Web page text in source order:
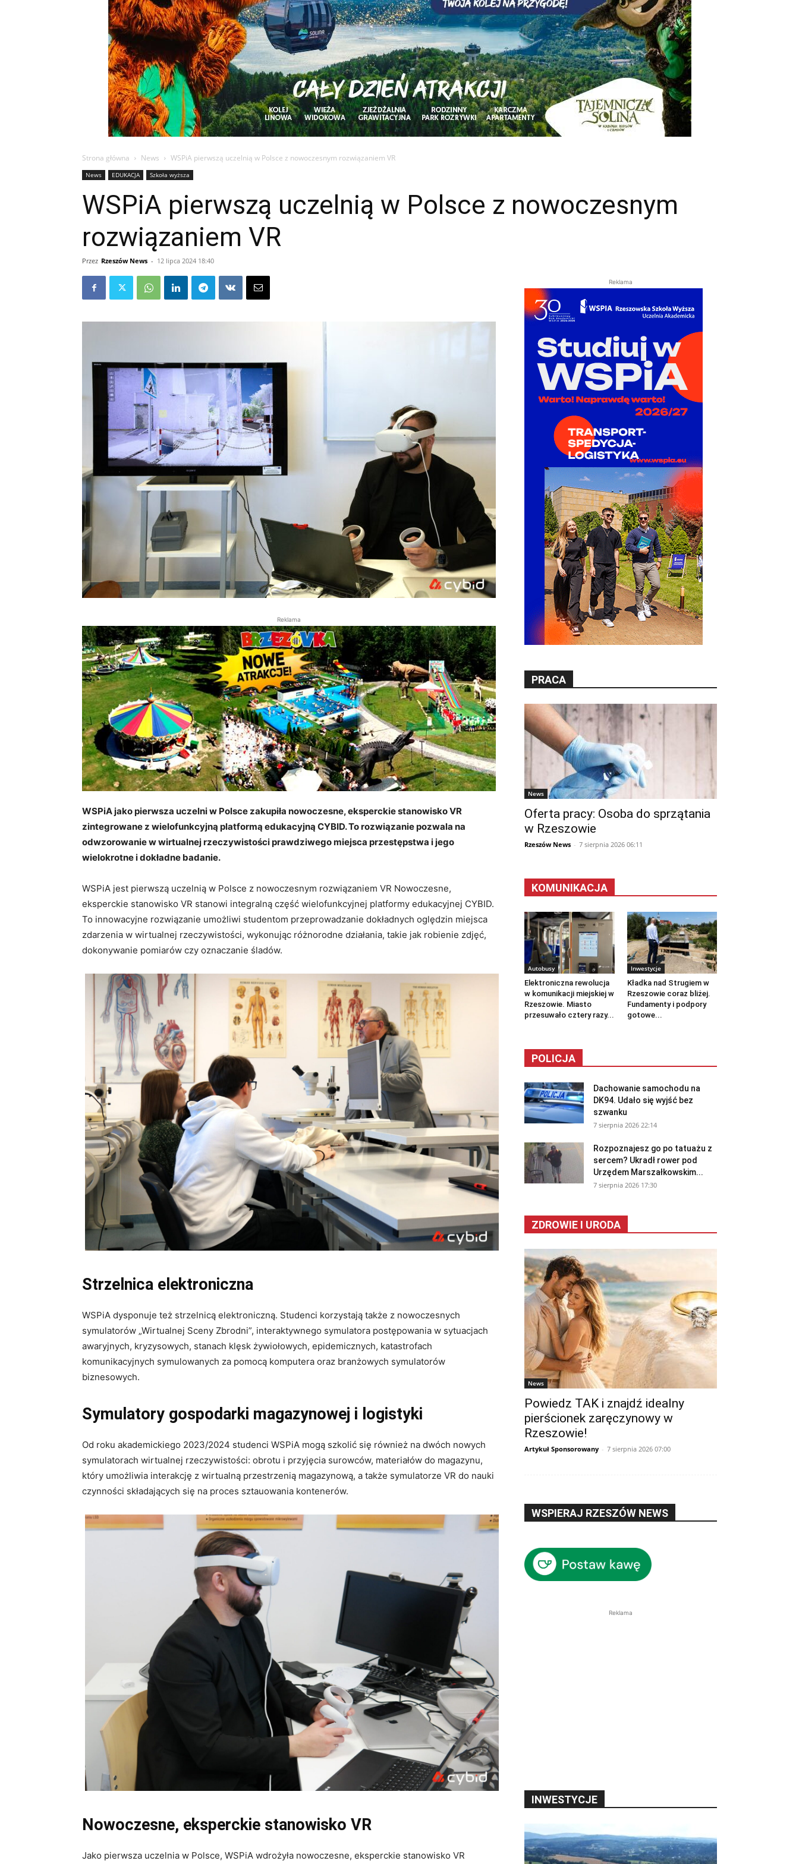
Strona główna News WSPiA pierwszą uczelnią w Polsce z nowoczesnym rozwiązaniem VR
News EDUKACJA Szkoła wyższa
WSPiA pierwszą uczelnią w Polsce z nowoczesnym
rozwiązaniem VR
Przez Rzeszów News - 12 lipca 2024 18:40
Reklama
WSPiA jako pierwsza uczelni w Polsce zakupiła nowoczesne, eksperckie stanowisko VR
zintegrowane z wielofunkcyjną platformą edukacyjną CYBID. To rozwiązanie pozwala na
odwzorowanie w wirtualnej rzeczywistości prawdziwego miejsca przestępstwa i jego
wielokrotne i dokładne badanie.
WSPiA jest pierwszą uczelnią w Polsce z nowoczesnym rozwiązaniem VR Nowoczesne,
eksperckie stanowisko VR stanowi integralną część wielofunkcyjnej platformy edukacyjnej CYBID.
To innowacyjne rozwiązanie umożliwi studentom przeprowadzanie dokładnych oględzin miejsca
zdarzenia w wirtualnej rzeczywistości, wykonując różnorodne działania, takie jak robienie zdjęć,
dokonywanie pomiarów czy oznaczanie śladów.
Strzelnica elektroniczna
WSPiA dysponuje też strzelnicą elektroniczną. Studenci korzystają także z nowoczesnych
symulatorów „Wirtualnej Sceny Zbrodni”, interaktywnego symulatora postępowania w sytuacjach
awaryjnych, kryzysowych, stanach klęsk żywiołowych, epidemicznych, katastrofach
komunikacyjnych symulowanych za pomocą komputera oraz branżowych symulatorów
biznesowych.
Symulatory gospodarki magazynowej i logistyki
Od roku akademickiego 2023/2024 studenci WSPiA mogą szkolić się również na dwóch nowych
symulatorach wirtualnej rzeczywistości: obrotu i przyjęcia surowców, materiałów do magazynu,
który umożliwia interakcję z wirtualną przestrzenią magazynową, a także symulatorze VR do nauki
czynności składających się na proces sztauowania kontenerów.
Nowoczesne, eksperckie stanowisko VR
Jako pierwsza uczelnia w Polsce, WSPiA wdrożyła nowoczesne, eksperckie stanowisko VR
Reklama
PRACA
News
Oferta pracy: Osoba do sprzątania
w Rzeszowie
Rzeszów News - 7 sierpnia 2026 06:11
KOMUNIKACJA
Autobusy
Elektroniczna rewolucja
w komunikacji miejskiej w
Rzeszowie. Miasto
przesuwało cztery razy...
Inwestycje
Kładka nad Strugiem w
Rzeszowie coraz bliżej.
Fundamenty i podpory
gotowe...
POLICJA
Dachowanie samochodu na
DK94. Udało się wyjść bez
szwanku
7 sierpnia 2026 22:14
Rozpoznajesz go po tatuażu z
sercem? Ukradł rower pod
Urzędem Marszałkowskim...
7 sierpnia 2026 17:30
ZDROWIE I URODA
News
Powiedz TAK i znajdź idealny
pierścionek zaręczynowy w
Rzeszowie!
Artykuł Sponsorowany - 7 sierpnia 2026 07:00
WSPIERAJ RZESZÓW NEWS
Reklama
INWESTYCJE